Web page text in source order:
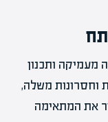
מעמיקה ותכנון
וחסרונות משלה,
את המתאימה